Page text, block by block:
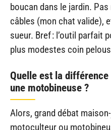
boucan dans le jardin. Pas
câbles (mon chat valide),
sueur. Bref : l’outil parfait
plus modestes coin
Quelle est la
une motobineuse ?
Alors, grand débat
motoculteur ou